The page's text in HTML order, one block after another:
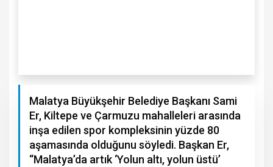
Malatya Büyükşehir Belediye Başkanı Sami
Er, Kiltepe ve Çarmuzu mahalleleri arasında
inşa edilen spor kompleksinin yüzde 80
aşamasında olduğunu söyledi. Başkan Er,
“Malatya’da artık ‘Yolun altı, yolun üstü’